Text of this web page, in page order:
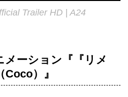
Trailer HD | A24
メーション『『リメ
）』